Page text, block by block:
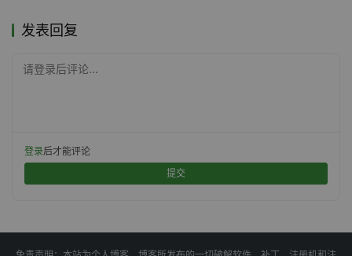
发表回复
请登录后评论...
登录后才能评论
提交